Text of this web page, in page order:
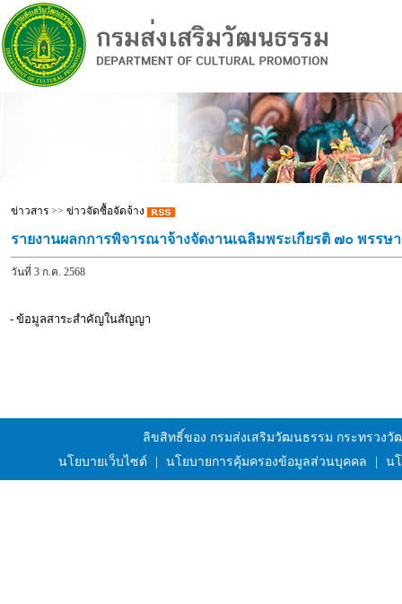
ข่าวสาร>> ข่าวจัดซื้อจัดจ้าง
รายงานผลกการพิจารณาจ้างจัดงานเฉลิมพระเกียรติ ๗๐ พรร
วันที่ 3 ก.ค. 2568
- ข้อมูลสาระสำคัญในสัญญา
ลิขสิทธิ์ของ กรมส่งเสริมวัฒนธรรม กระทรวง
นโยบายเว็บไซต์
นโยบายการคุ้มครองข้อมูลส่วนบุคคล น